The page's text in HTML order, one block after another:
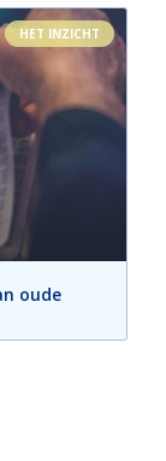
HET INZICHT
oude